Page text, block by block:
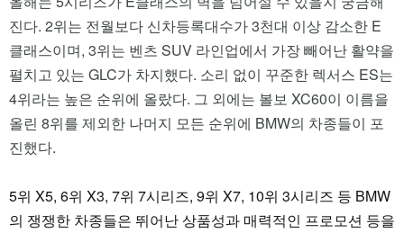
진다. 2위는 전월보다 신차등록대수가 3천대 이상 감소한 E
클래스이며, 3위는 벤츠 SUV 라인업에서 가장 빼어난 활약을
펼치고 있는 GLC가 차지했다. 소리 없이 꾸준한 렉서스 ES는
4위라는 높은 순위에 올랐다. 그 외에는 볼보 XC60이 이름을
올린 8위를 제외한 나머지 모든 순위에 BMW의 차종들이 포
진했다.
5위 X5, 6위 X3, 7위 7시리즈, 9위 X7, 10위 3시리즈 등 BMW
의 쟁쟁한 차종들은 뛰어난 상품성과 매력적인 프로모션 등을